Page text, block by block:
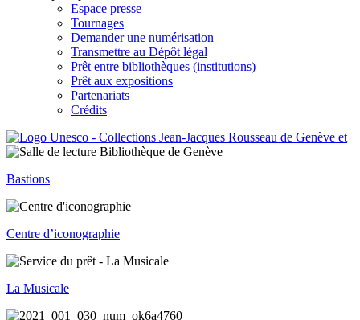
Espace presse
Tournages
Demander une numérisation
Transmettre au Dépôt légal
Prêt entre bibliothèques (institutions)
Prêt aux expositions
Partenariats
Crédits
Bastions
Centre d’iconographie
La Musicale